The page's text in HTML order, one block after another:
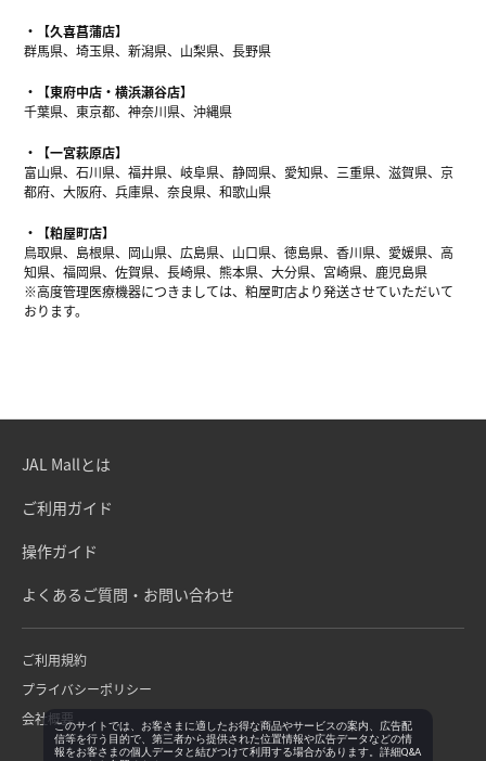
【久喜菖蒲店】
群馬県、埼玉県、新潟県、山梨県、長野県
【東府中店・横浜瀬谷店】
千葉県、東京都、神奈川県、沖縄県
【一宮萩原店】
富山県、石川県、福井県、岐阜県、静岡県、愛知県、三重県、滋賀県、京
都府、大阪府、兵庫県、奈良県、和歌山県
【粕屋町店】
鳥取県、島根県、岡山県、広島県、山口県、徳島県、香川県、愛媛県、高
知県、福岡県、佐賀県、長崎県、熊本県、大分県、宮崎県、鹿児島県
※高度管理医療機器につきましては、粕屋町店より発送させていただいて
おります。
JAL Mallとは
ご利用ガイド
操作ガイド
よくあるご質問・お問い合わせ
ご利用規約
プライバシーポリシー
会社概要このサイトでは、お客さまに適したお得な商品やサービスの案内、広告配
信等を行う目的で、第三者から提供された位置情報や広告データなどの情
報をお客さまの個人データと結びつけて利用する場合があります。詳細Q&A